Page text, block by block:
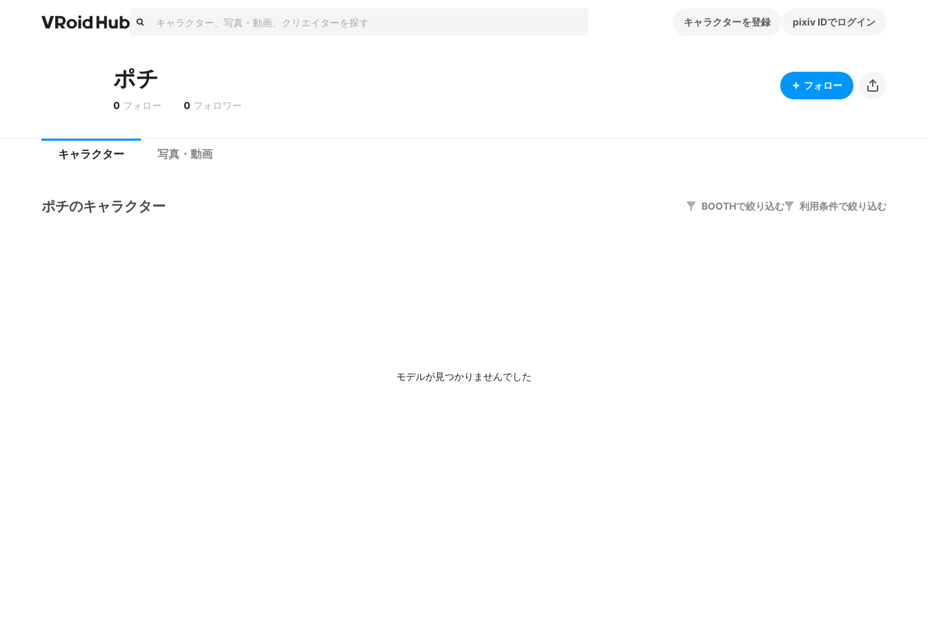
キャラクターを登録 pixiv IDでログイン
ポチ
0 フォロー 0 フォロワー
フォロー
キャラクター 写真・動画
ポチのキャラクター BOOTHで絞り込む 利用条件で絞り込む
モデルが見つかりませんでした